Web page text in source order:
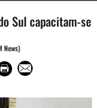
Sul capacitam-se
News)